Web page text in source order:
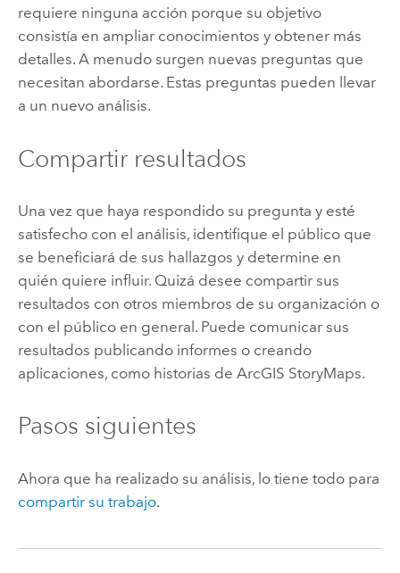
requiere ninguna acción porque su objetivo
consistía en ampliar conocimientos y obtener más
detalles. A menudo surgen nuevas preguntas que
necesitan abordarse. Estas preguntas pueden llevar
a un nuevo análisis.
Compartir resultados
Una vez que haya respondido su pregunta y esté
satisfecho con el análisis, identifique el público que
se beneficiará de sus hallazgos y determine en
quién quiere influir. Quizá desee compartir sus
resultados con otros miembros de su organización o
con el público en general. Puede comunicar sus
resultados publicando informes o creando
aplicaciones, como historias de ArcGIS StoryMaps.
Pasos siguientes
Ahora que ha realizado su análisis, lo tiene todo para
compartir su trabajo.